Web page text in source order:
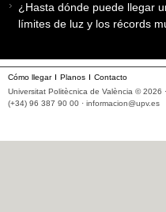
¿Hasta dónde puede llegar
límites de luz y los récords
Cómo llegar Planos
Contacto
Universitat Politècnica de València © 2026 ·
(+34) 96 387 90 00 · informacion@upv.es